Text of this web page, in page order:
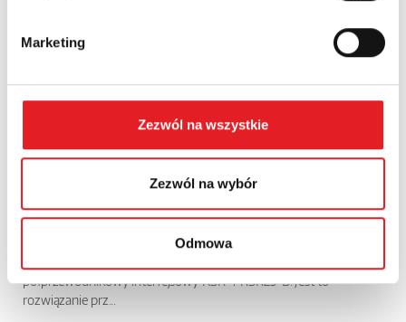
Marketing
Zezwól na wszystkie
Zezwól na wybór
Odmowa
Przekaźnik półprzewodnikowy interfejsowy KSR-
półprzewodnikowy interfejsowy KSR-1-RSR25-B. Jest to
rozwiązanie prz...